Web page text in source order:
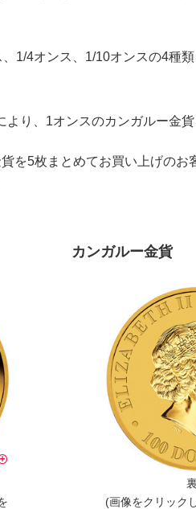
、1/4オンス、1/10オンスの4種
り、1オンスのカンガルー金
を5枚まとめてお買い上げの
カンガルー金貨
(画像をクリック